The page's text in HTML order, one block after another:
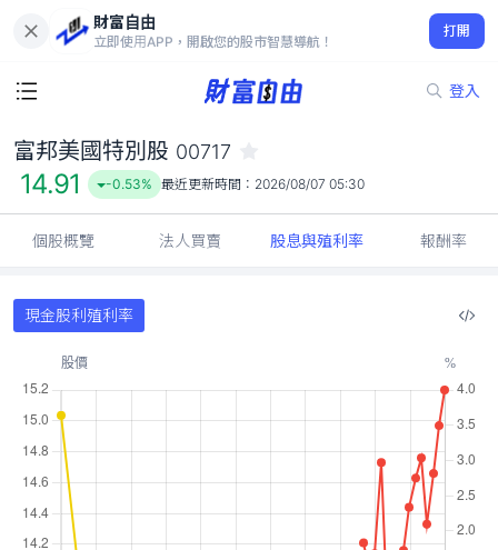
財富自由
立即使用APP，開啟您的股市智慧導航！
打開
登入
14.91
-0.53%
富邦美國特別股 00717
14.91 -0.53% 最近更新時間： 2026/08/07 05:30
個股概覽 法人買賣 股息與殖利率 報酬率
現金股利殖利率